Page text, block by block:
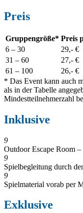
Preis
Gruppengröße* Preis
6 – 30
29,- €
31 – 60
27,- €
61 – 100
26,- €
* Das Event kann auch
als in der Tabelle
Mindestteilnehmerzahl
Inklusive
9
Outdoor Escape Room
9
Spielbegleitung durch
9
Spielmaterial vorab per
Exklusive